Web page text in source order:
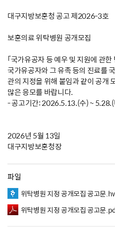
대구지방보훈청 공고 제2026-3호
보훈의료 위탁병원 공개모집
「국가유공자 등 예우 및 지원에 관
국가유공자와 그 유족 등의 진료를
관의 지정을 위해 붙임과 같이 공개
많은 응모를 바랍니다.
- 공고기간: 2026.5.13.(수) ~
2026년 5월 13일
대구지방보훈청장
파일
위탁병원 지정 공개모집 공고문
위탁병원 지정 공개모집 공고문